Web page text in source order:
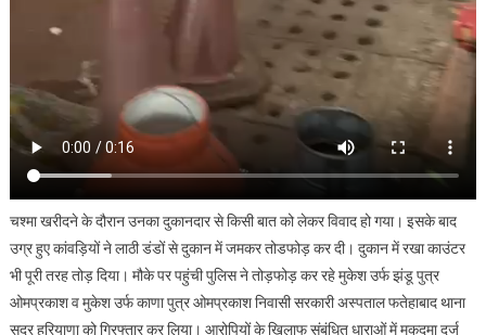
चश्मा खरीदने के दौरान उनका दुकानदार से किसी बात को लेकर विवाद हो गया। इसके बाद
उग्र हुए कांवड़ियों ने लाठी डंडों से दुकान में जमकर तोडफोड़ कर दी। दुकान में रखा काउंटर
भी पूरी तरह तोड़ दिया। मौके पर पहुंची पुलिस ने तोड़फोड़ कर रहे मुकेश उर्फ झंडू पुत्र
ओमप्रकाश व मुकेश उर्फ काणा पुत्र ओमप्रकाश निवासी सरकारी अस्पताल फतेहाबाद थाना
सदर हरियाणा को गिरफ्तार कर लिया। आरोपियों के खिलाफ संबंधित धाराओं में मुकद्मा दर्ज